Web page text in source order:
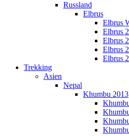
Russland
Elbrus
Elbrus
Elbrus
Elbrus
Elbrus
Elbrus
Trekking
Asien
Nepal
Khumbu 2013